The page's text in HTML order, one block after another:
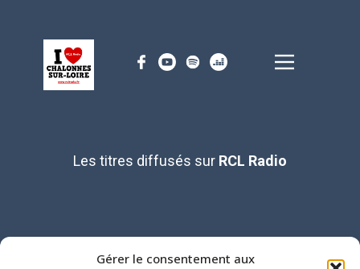
Gérer le consentement aux
Les titres diffusés sur RCL Radio